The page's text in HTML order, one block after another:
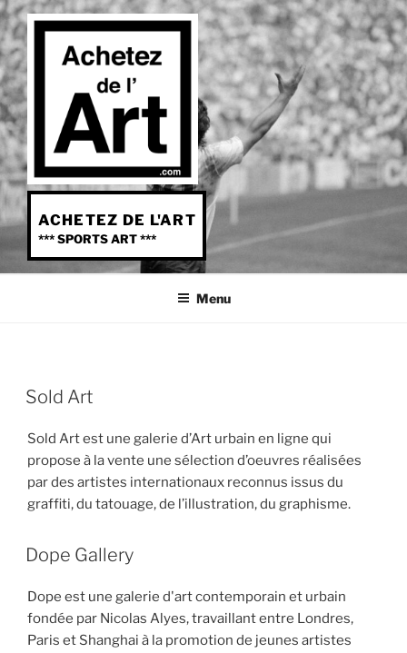
Aller
au
contenu
principal
ACHETEZ DE L'ART
*** SPORTS ART ***
Menu
Sold Art
Sold Art est une galerie d’Art urbain en ligne qui
propose à la vente une sélection d’oeuvres réalisées
par des artistes internationaux reconnus issus du
graffiti, du tatouage, de l’illustration, du graphisme.
Dope Gallery
Dope est une galerie d'art contemporain et urbain
fondée par Nicolas Alyes, travaillant entre Londres,
Paris et Shanghai à la promotion de jeunes artistes